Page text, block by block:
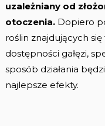
uzależniany od
otoczenia.Dopiero
roślin znajdujących
dostępności gałęzi,
sposób działania
najlepsze efekty.